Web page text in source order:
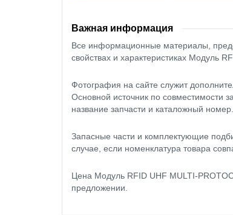
Важная информация
Все информационные материалы,
свойствах и характеристиках Модуль
Фотография на сайте служит
Основной источник по совместимости
название запчасти и каталожный номер.
Запасные части и комплектующие
случае, если номенклатура товара
Цена Модуль RFID UHF MULTI-
предложении.